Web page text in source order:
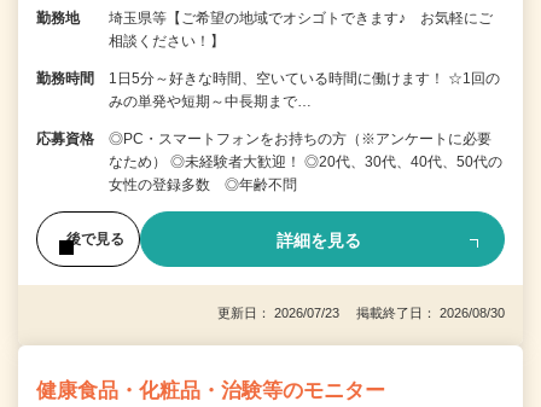
勤務地
埼玉県等【ご希望の地域でオシゴトできます♪ お気軽にご
相談ください！】
勤務時間
1日5分～好きな時間、空いている時間に働けます！ ☆1回の
みの単発や短期～中長期まで…
応募資格
◎PC・スマートフォンをお持ちの方（※アンケートに必要
なため） ◎未経験者大歓迎！ ◎20代、30代、40代、50代の
女性の登録多数 ◎年齢不問
後で見る 詳細を見る
更新日： 2026/07/23 掲載終了日： 2026/08/30
健康食品・化粧品・治験等のモニター